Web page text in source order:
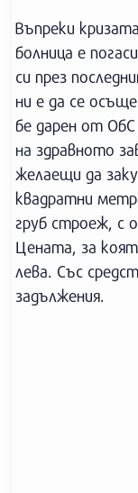
Въпреки
болница е
си през
ни е да се
бе дарен от
на здравното
желаещи да
квадратни
груб строеж, с
Цената, за
лева. Със
задължения.